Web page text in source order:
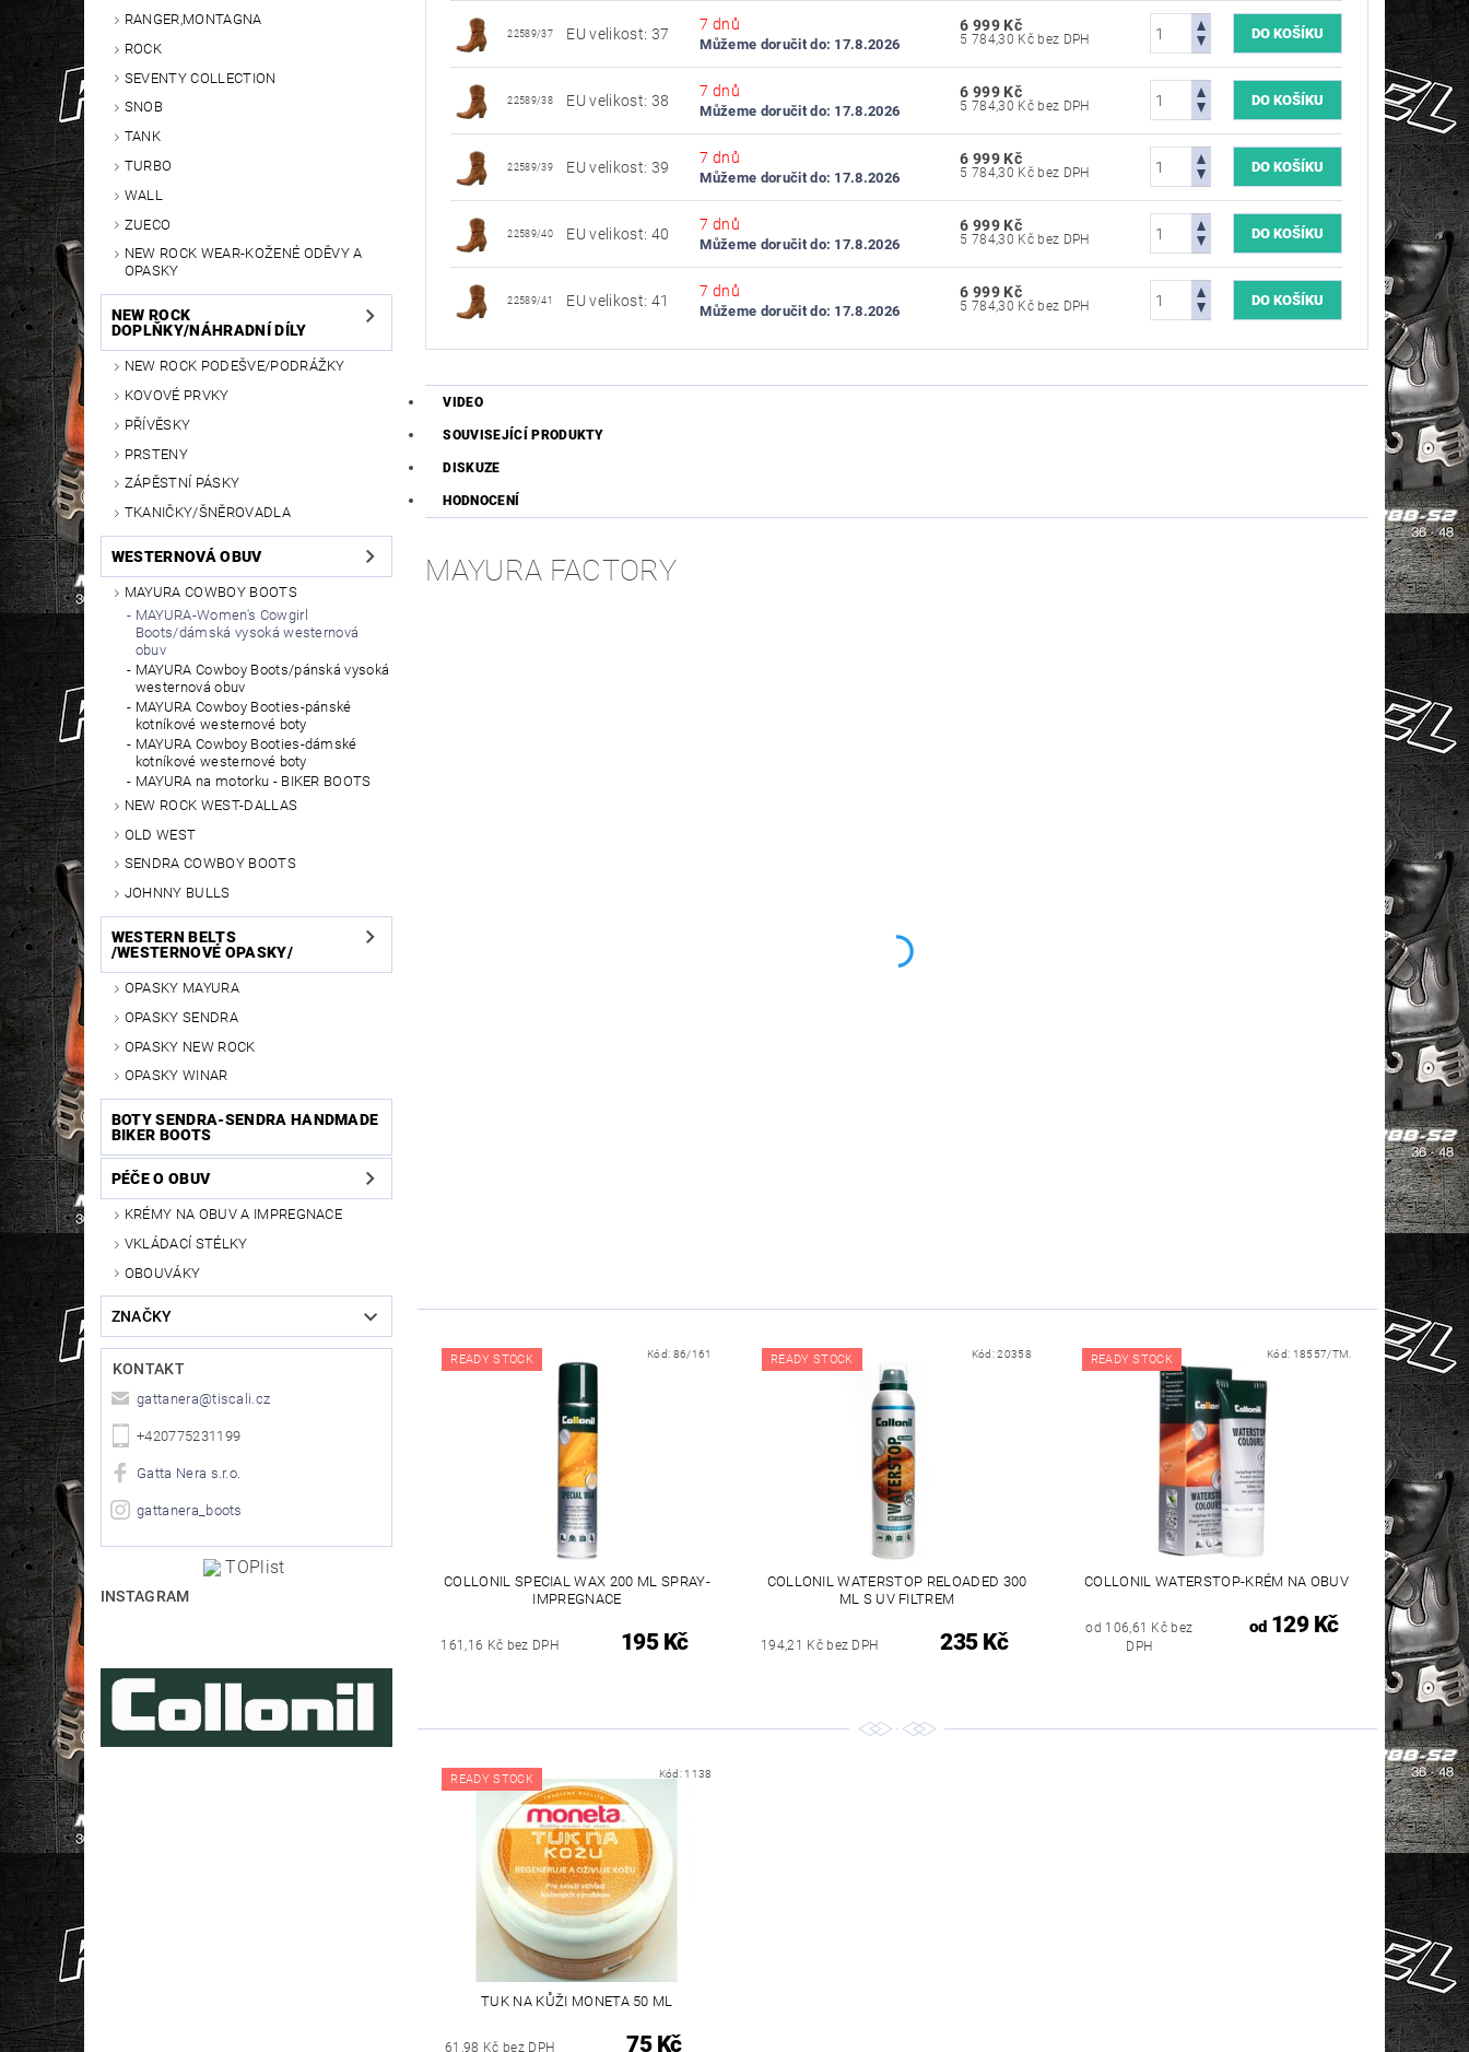
RANGER,MONTAGNA
ROCK
SEVENTY COLLECTION
SNOB
TANK
TURBO
WALL
ZUECO
NEW ROCK WEAR-KOŽENÉ ODĚVY A
OPASKY
NEW ROCK
DOPLŇKY/NÁHRADNÍ DÍLY
NEW ROCK PODEŠVE/PODRÁŽKY
KOVOVÉ PRVKY
PŘÍVĚSKY
PRSTENY
ZÁPĚSTNÍ PÁSKY
TKANIČKY/ŠNĚROVADLA
WESTERNOVÁ OBUV
MAYURA COWBOY BOOTS
MAYURA-Women's Cowgirl
Boots/dámská vysoká westernová
obuv
MAYURA Cowboy Boots/pánská vysoká
westernová obuv
MAYURA Cowboy Booties-pánské
kotníkové westernové boty
MAYURA Cowboy Booties-dámské
kotníkové westernové boty
MAYURA na motorku - BIKER BOOTS
NEW ROCK WEST-DALLAS
OLD WEST
SENDRA COWBOY BOOTS
JOHNNY BULLS
WESTERN BELTS
/WESTERNOVÉ OPASKY/
OPASKY MAYURA
OPASKY SENDRA
OPASKY NEW ROCK
OPASKY WINAR
BOTY SENDRA-SENDRA HANDMADE
BIKER BOOTS
PÉČE O OBUV
KRÉMY NA OBUV A IMPREGNACE
VKLÁDACÍ STÉLKY
OBOUVÁKY
ZNAČKY
KONTAKT
gattanera@tiscali.cz
+420775231199
Gatta Nera s.r.o.
gattanera_boots
INSTAGRAM
22589/37 EU velikost: 37
7 dnů
Můžeme doručit do: 17.8.2026
6 999 Kč
5 784,30 Kč bez DPH
22589/38 EU velikost: 38
7 dnů
Můžeme doručit do: 17.8.2026
6 999 Kč
5 784,30 Kč bez DPH
22589/39 EU velikost: 39
7 dnů
Můžeme doručit do: 17.8.2026
6 999 Kč
5 784,30 Kč bez DPH
22589/40 EU velikost: 40
7 dnů
Můžeme doručit do: 17.8.2026
6 999 Kč
5 784,30 Kč bez DPH
22589/41 EU velikost: 41
7 dnů
Můžeme doručit do: 17.8.2026
6 999 Kč
5 784,30 Kč bez DPH
VIDEO
SOUVISEJÍCÍ PRODUKTY
DISKUZE
HODNOCENÍ
MAYURA FACTORY
READY STOCK Kód: 86/161
COLLONIL SPECIAL WAX 200 ML SPRAY-
IMPREGNACE
161,16 Kč bez DPH 195 Kč
READY STOCK Kód:20358
COLLONIL WATERSTOP RELOADED 300
ML S UV FILTREM
194,21 Kč bez DPH 235 Kč
READY STOCK Kód: 18557/TM.
COLLONIL WATERSTOP-KRÉM NA OBUV
od 106,61 Kč bez
DPH
od129 Kč
READY STOCK Kód: 1138
TUK NA KŮŽI MONETA 50 ML
61,98 Kč bez DPH 75 Kč